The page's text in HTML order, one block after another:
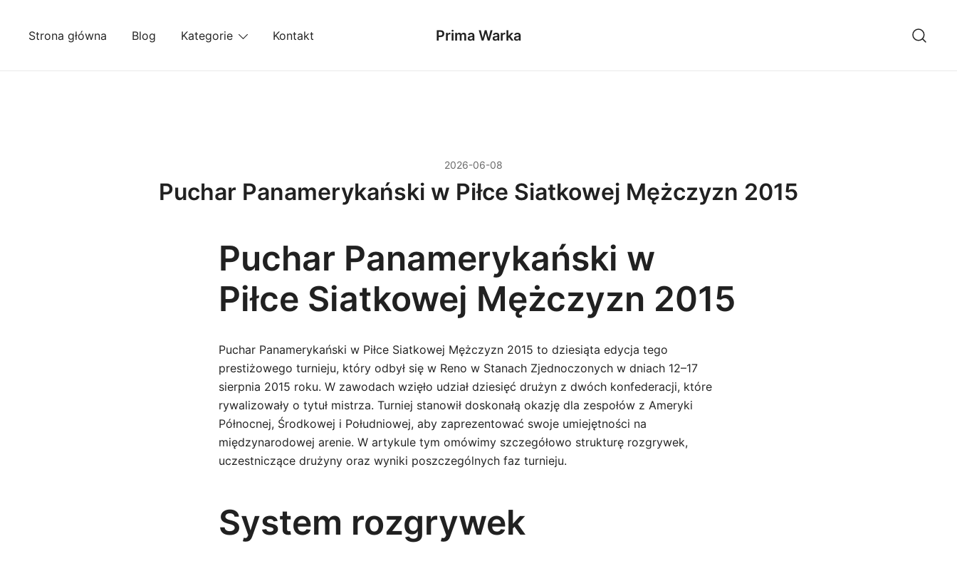
Strona główna Blog Kategorie Kontakt Prima Warka
2026-06-08
Puchar Panamerykański w Piłce Siatkowej Mężczyzn 2015
Puchar Panamerykański w
Piłce Siatkowej Mężczyzn 2015
Puchar Panamerykański w Piłce Siatkowej Mężczyzn 2015 to dziesiąta edycja tego
prestiżowego turnieju, który odbył się w Reno w Stanach Zjednoczonych w dniach 12–17
sierpnia 2015 roku. W zawodach wzięło udział dziesięć drużyn z dwóch konfederacji, które
rywalizowały o tytuł mistrza. Turniej stanowił doskonałą okazję dla zespołów z Ameryki
Północnej, Środkowej i Południowej, aby zaprezentować swoje umiejętności na
międzynarodowej arenie. W artykule tym omówimy szczegółowo strukturę rozgrywek,
uczestniczące drużyny oraz wyniki poszczególnych faz turnieju.
System rozgrywek